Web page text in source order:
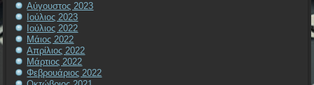
Αύγουστος 2023
Ιούλιος 2023
Ιούλιος 2022
Μάιος 2022
Απρίλιος 2022
Μάρτιος 2022
Φεβρουάριος 2022